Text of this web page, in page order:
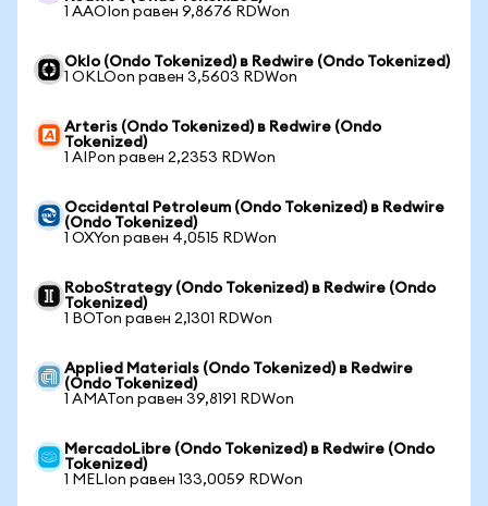
1 AAOIon равен 9,8676 RDWon
Oklo (Ondo Tokenized) в Redwire (Ondo Tokenized)
1 OKLOon равен 3,5603 RDWon
Arteris (Ondo Tokenized) в Redwire (Ondo
Tokenized)
1 AIPon равен 2,2353 RDWon
Occidental Petroleum (Ondo Tokenized) в Redwire
(Ondo Tokenized)
1 OXYon равен 4,0515 RDWon
RoboStrategy (Ondo Tokenized) в Redwire (Ondo
Tokenized)
1 BOTon равен 2,1301 RDWon
Applied Materials (Ondo Tokenized) в Redwire
(Ondo Tokenized)
1 AMATon равен 39,8191 RDWon
MercadoLibre (Ondo Tokenized) в Redwire (Ondo
Tokenized)
1 MELIon равен 133,0059 RDWon